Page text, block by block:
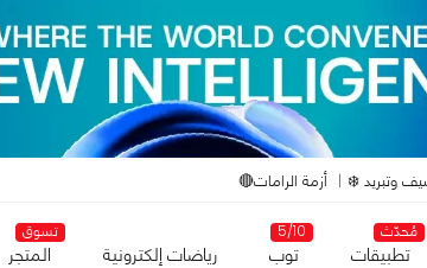
وتبريد ❄️ أزمة الرامات🔴
مُحدّث
تطبيقات
5/10
توب رياضات إلكترونية
تسوق
المتجر